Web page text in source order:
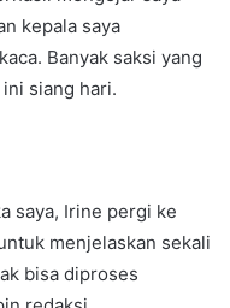
kepala saya
Banyak saksi yang
siang hari.
saya, Irine pergi ke
menjelaskan sekali
bisa diproses